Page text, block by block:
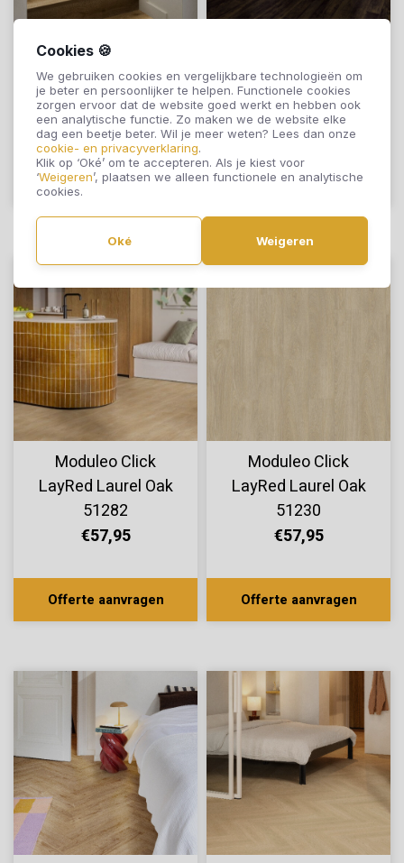
Cookies 🍪
We gebruiken cookies en vergelijkbare technologieën om
je beter en persoonlijker te helpen. Functionele cookies
zorgen ervoor dat de website goed werkt en hebben ook
een analytische functie. Zo maken we de website elke
dag een beetje beter. Wil je meer weten? Lees dan onze
cookie- en privacyverklaring.
Klik op ‘Oké’ om te accepteren. Als je kiest voor
‘Weigeren’, plaatsen we alleen functionele en analytische
cookies.
Oké Weigeren
Moduleo Click
LayRed Wistman
Oak 63840
€57,95
Offerte aanvragen
LayRed Country Oak
54991
€57,95
Offerte aanvragen
Moduleo Click
LayRed Laurel Oak
51282
€57,95
Offerte aanvragen
Moduleo Click
LayRed Laurel Oak
51230
€57,95
Offerte aanvragen